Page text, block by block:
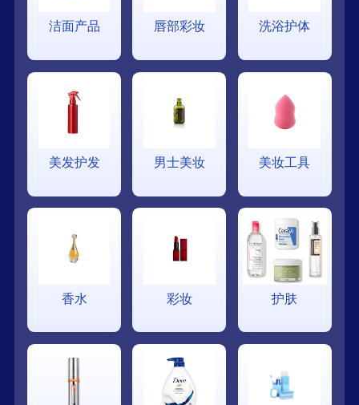
洁面产品 唇部彩妆 洗浴护体
美发护发 男士美妆 美妆工具
香水 彩妆 护肤